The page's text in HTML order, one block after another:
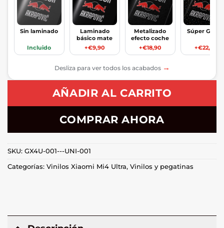
Sin laminado
Incluido
Laminado
básico mate
+€9,90
Metalizado
efecto coche
+€18,90
Súper Glitter
+€22,90
Desliza para ver todos los acabados →
AÑADIR AL CARRITO
COMPRAR AHORA
SKU: GX4U-001---UNI-001
Categorías: Vinilos Xiaomi Mi4 Ultra, Vinilos y pegatinas